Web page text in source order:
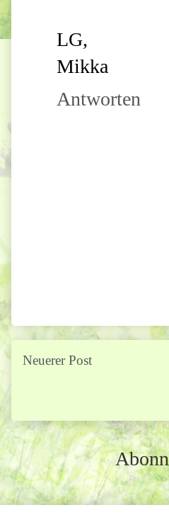
LG,
Mikka
Antworten
Neuerer Post